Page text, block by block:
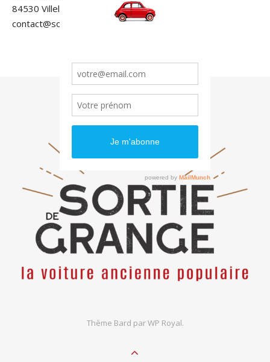
84530 Villelaure
contact@sortiedegrange.com
Thème Bard parWP Royal.